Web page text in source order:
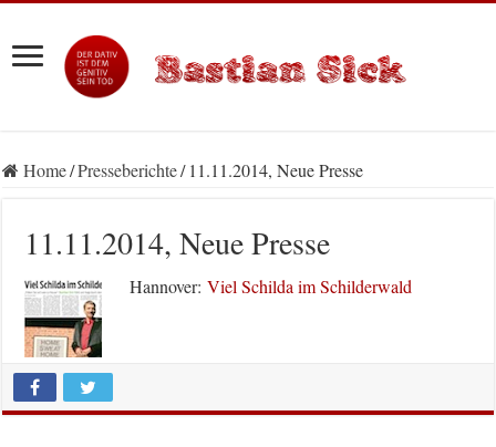
Home/Presseberichte/ 11.11.2014, Neue Presse
11.11.2014, Neue Presse
Hannover:Viel Schilda im Schilderwald